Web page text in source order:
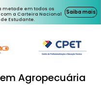
metade em todos os
a Carteira Nacional
de Estudante.
Saiba mais
Agropecuária